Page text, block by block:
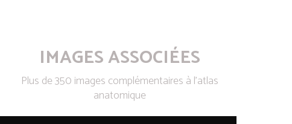
IMAGES ASSOCIÉES
Plus de 350 images complémentaires à l’atlas
anatomique